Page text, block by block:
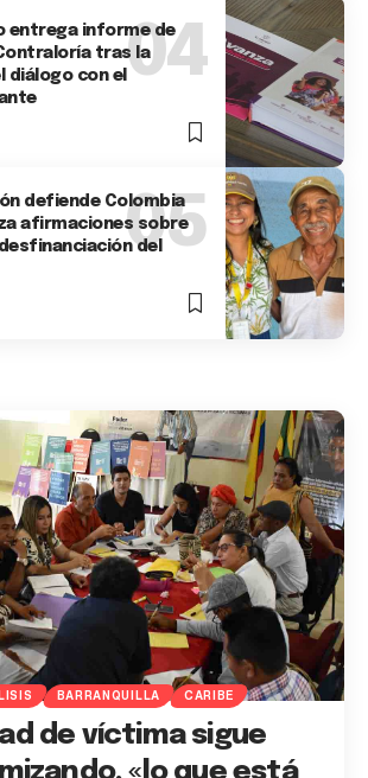
entrega informe de
tras la
diálogo con el
defiende Colombia
afirmaciones sobre
del
BARRANQUILLA CARIBE
de víctima sigue